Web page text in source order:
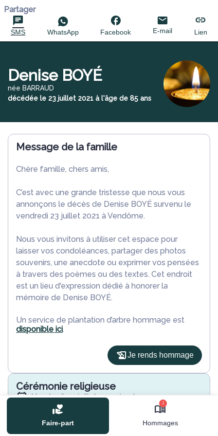
Faire-part
1
Hommages
Partager
SMS WhatsApp Facebook E-mail Lien
Denise BOYÉ
née BARRAUD
décédée le 23 juillet 2021 à l'âge de 85 ans
Message de la famille
Chère famille, chers amis,
C’est avec une grande tristesse que nous vous
annonçons le décès de Denise BOYÉ survenu le
vendredi 23 juillet 2021 à Vendôme.
Nous vous invitons à utiliser cet espace pour
laisser vos condoléances, partager des photos
souvenirs, une anecdote ou exprimer vos pensées
à travers des poèmes ou des textes. Cet endroit
est un lieu d'expression dédié à honorer la
mémoire de Denise BOYÉ.
Un service de plantation d’arbre hommage est
disponible ici.
Je rends hommage
Cérémonie religieuse
vendredi 30 juillet 2021 à 14h30
Église de Beauchene
41170 Beauchene